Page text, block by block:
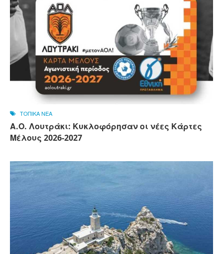
ΤΟΠΙΚΑ ΝΕΑ
Α.Ο. Λουτράκι: Κυκλοφόρησαν οι νέες Κάρτες
Μέλους 2026-2027